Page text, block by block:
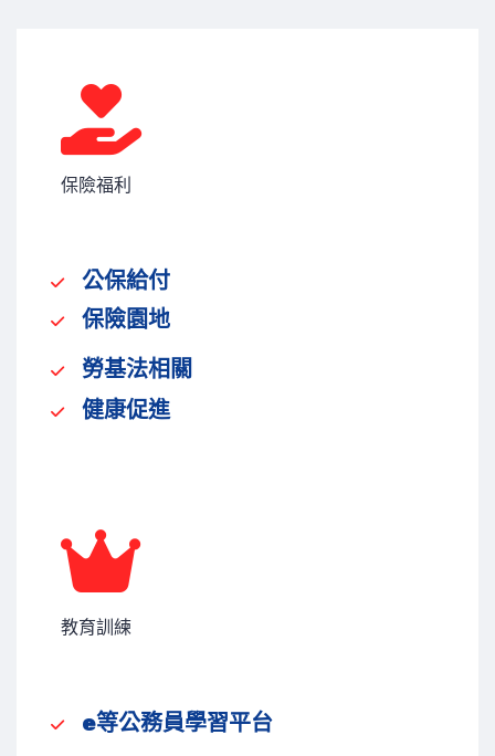
保險福利
公保給付
保險園地
勞基法相關
健康促進
教育訓練
e等公務員學習平台